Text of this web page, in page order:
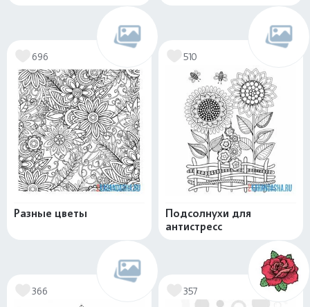
696
Разные цветы
510
Подсолнухи для
антистресс
366 357